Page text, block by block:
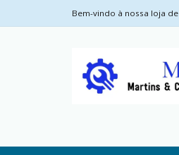
Bem-vindo à nossa loja